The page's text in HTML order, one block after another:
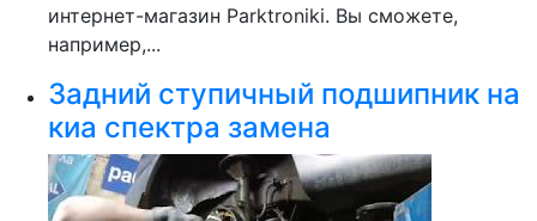
интернет-магазин Parktroniki. Вы сможете,
например,...
Задний ступичный подшипник на
киа спектра замена